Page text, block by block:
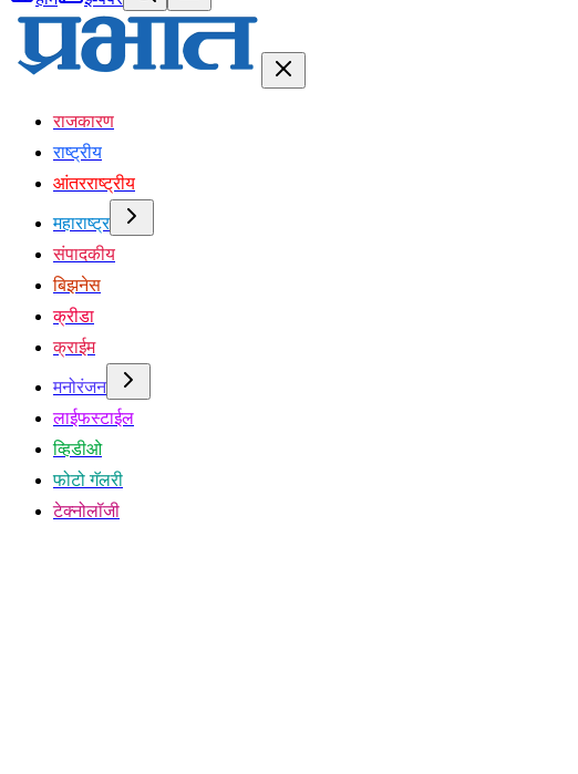
राजकारण
राष्ट्रीय
आंतरराष्ट्रीय
महाराष्ट्र
संपादकीय
बिझनेस
क्रीडा
क्राईम
मनोरंजन
लाईफस्टाईल
व्हिडीओ
फोटो गॅलरी
टेक्नोलॉजी